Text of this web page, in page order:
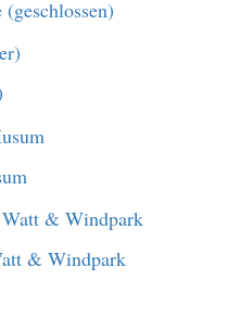
& Windpark